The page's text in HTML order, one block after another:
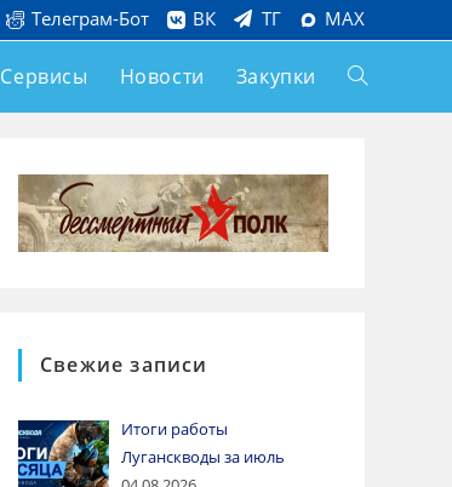
Телеграм-Бот ВК ТГ MAX
Сервисы Новости Закупки
Свежие записи
Итоги работы
Луганскводы за июль